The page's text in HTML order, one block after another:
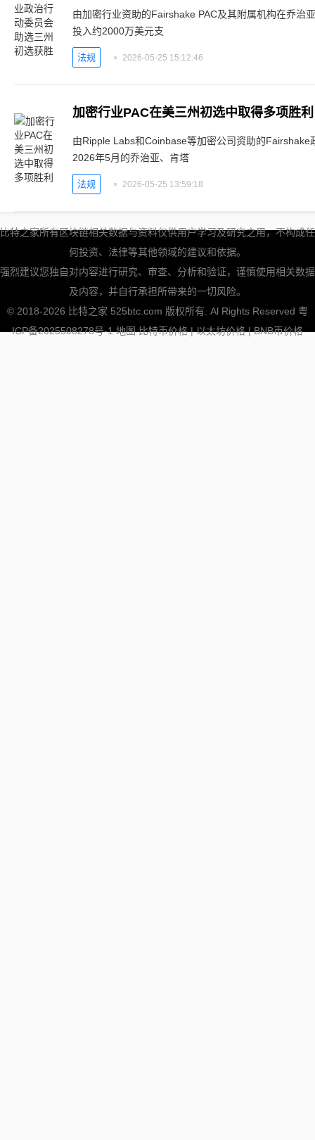
由加密行业资助的Fairshake PAC及其附属机构在乔治
投入约2000万美元支
法规 2026-05-25 15:12:46
加密行业PAC在美三州初选中取得多项胜利
由Ripple Labs和Coinbase等加密公司资助的Fairshake
2026年5月的乔治亚、肯塔
法规 2026-05-25 13:59:18
比特之家所有区块链相关数据与资料仅供用户学习及研究之用，不构成任
何投资、法律等其他领域的建议和依据。
强烈建议您独自对内容进行研究、审查、分析和验证，谨慎使用相关数据
及内容，并自行承担所带来的一切风险。
© 2018-2026 比特之家 525btc.com 版权所有. Al Rights Reserved 粤
ICP备2025508278号-1 地图 比特币价格|以太坊价格|BNB币价格